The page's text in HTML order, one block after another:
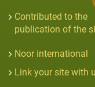
Contributed to the
publication of the
Noor international
Link your site with